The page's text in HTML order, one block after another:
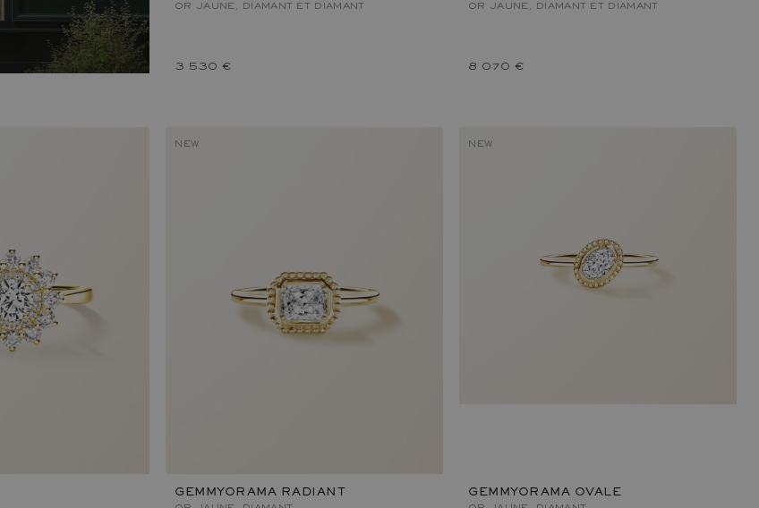
OR JAUNE, DIAMANT ET DIAMANT
3 530 €
OR JAUNE, DIAMANT ET DIAMANT
8 070 €
NEW
GEMMYORAMA RADIANT
NEW
GEMMYORAMA OVALE